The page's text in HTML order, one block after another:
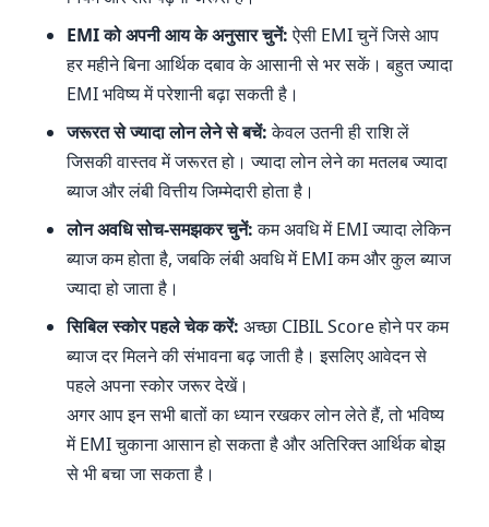
EMI को अपनी आय के अनुसार चुनें:ऐसी EMI चुनें जिसे आप
हर महीने बिना आर्थिक दबाव के आसानी से भर सकें। बहुत ज्यादा
EMI भविष्य में परेशानी बढ़ा सकती है।
जरूरत से ज्यादा लोन लेने से बचें:केवल उतनी ही राशि लें
जिसकी वास्तव में जरूरत हो। ज्यादा लोन लेने का मतलब ज्यादा
ब्याज और लंबी वित्तीय जिम्मेदारी होता है।
लोन अवधि सोच-समझकर चुनें:कम अवधि में EMI ज्यादा लेकिन
ब्याज कम होता है, जबकि लंबी अवधि में EMI कम और कुल ब्याज
ज्यादा हो जाता है।
सिबिल स्कोर पहले चेक करें: अच्छा CIBIL Score होने पर कम
ब्याज दर मिलने की संभावना बढ़ जाती है। इसलिए आवेदन से
पहले अपना स्कोर जरूर देखें।
अगर आप इन सभी बातों का ध्यान रखकर लोन लेते हैं, तो भविष्य
में EMI चुकाना आसान हो सकता है और अतिरिक्त आर्थिक बोझ
से भी बचा जा सकता है।